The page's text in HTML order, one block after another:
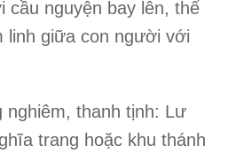
nguyện bay lên, thể
linh giữa con người với
thanh tịnh: Lư
trang hoặc khu thánh